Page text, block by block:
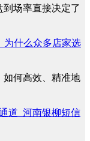
场率直接决定了
为什么众多店家选
如何高效、精准地
道_河南银柳短信